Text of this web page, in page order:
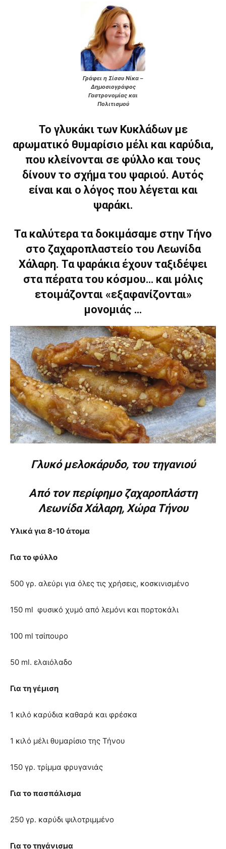
Γράφει η Σίσσυ Νίκα –
Δημοσιογράφος
Γαστρονομίας και
Πολιτισμού
Το γλυκάκι των Κυκλάδων με
αρωματικό θυμαρίσιο μέλι και καρύδια,
που κλείνονται σε φύλλο και τους
δίνουν το σχήμα του ψαριού. Αυτός
είναι και ο λόγος που λέγεται και
ψαράκι.
Τα καλύτερα τα δοκιμάσαμε στην Τήνο
στο ζαχαροπλαστείο του Λεωνίδα
Χάλαρη. Τα ψαράκια έχουν ταξιδέψει
στα πέρατα του κόσμου… και μόλις
ετοιμάζονται «εξαφανίζονται»
μονομιάς …
Γλυκό μελοκάρυδο, του τηγανιού
Από τον περίφημο ζαχαροπλάστη
Λεωνίδα Χάλαρη, Χώρα Τήνου
Υλικά για 8-10 άτομα
Για το φύλλο
500 γρ. αλεύρι για όλες τις χρήσεις, κοσκινισμένο
150 ml φυσικό χυμό από λεμόνι και πορτοκάλι
100 ml τσίπουρο
50 ml. ελαιόλαδο
Για τη γέμιση
1 κιλό καρύδια καθαρά και φρέσκα
1 κιλό μέλι θυμαρίσιο της Τήνου
150 γρ. τρίμμα φρυγανιάς
Για το πασπάλισμα
250 γρ. καρύδι ψιλοτριμμένο
Για το τηγάνισμα